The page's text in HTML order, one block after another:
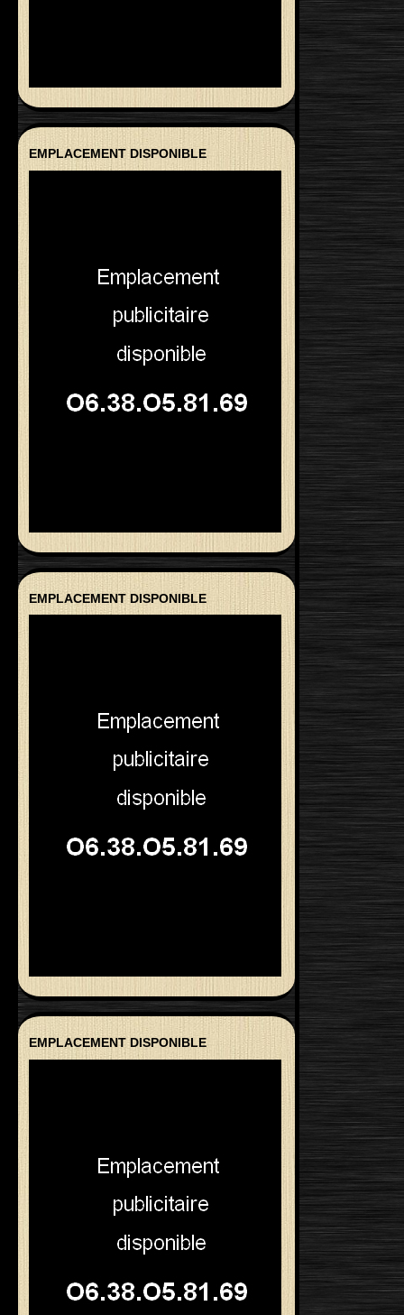
EMPLACEMENT DISPONIBLE
EMPLACEMENT DISPONIBLE
EMPLACEMENT DISPONIBLE